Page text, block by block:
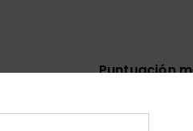
Puntuación
4.7